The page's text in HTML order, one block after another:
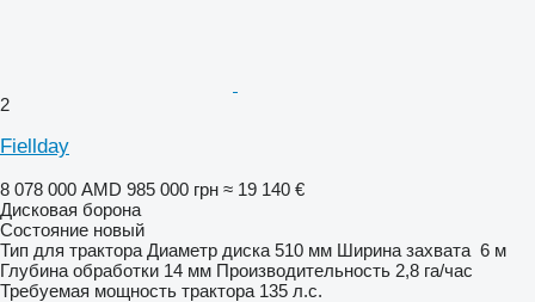
2
Fiellday
8 078 000 AMD 985 000 грн ≈ 19 140 €
Дисковая борона
Состояние новый
Тип для трактора Диаметр диска 510 мм Ширина захвата 6 м
Глубина обработки 14 мм Производительность 2,8 га/час
Требуемая мощность трактора 135 л.с.